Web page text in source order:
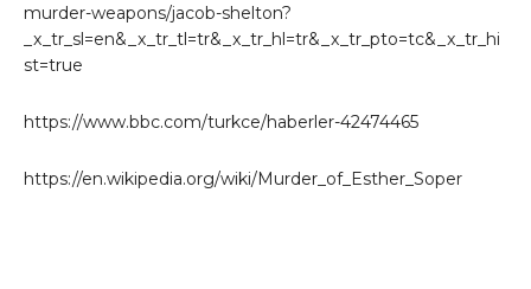
murder-weapons/jacob-shelton?
_x_tr_sl=en&_x_tr_tl=tr&_x_tr_hl=tr&_x_tr_pto=tc&_x_tr_hi
st=true
https://www.bbc.com/turkce/haberler-42474465
https://en.wikipedia.org/wiki/Murder_of_Esther_Soper